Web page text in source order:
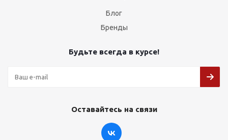
Блог
Бренды
Будьте всегда в курсе!
Оставайтесь на связи